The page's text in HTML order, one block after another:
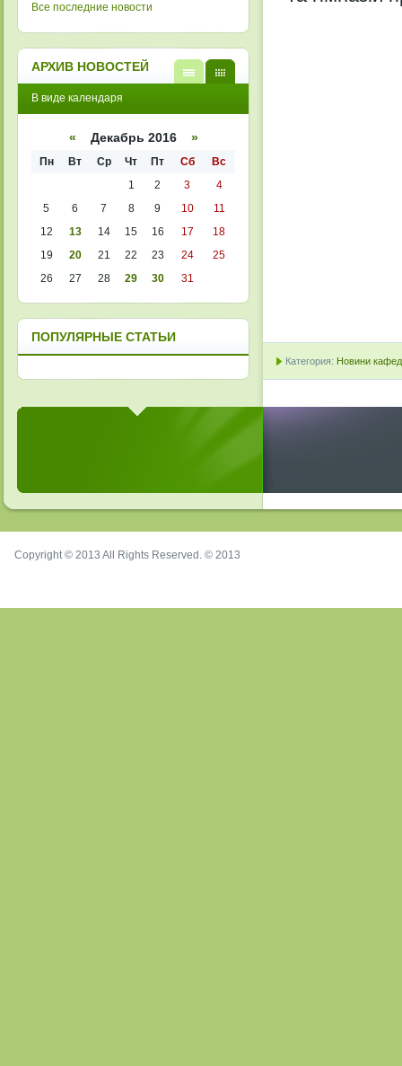
Категория: Новини
Все последние новости
АРХИВ НОВОСТЕЙ
кален
списк
В виде календаря
« Декабрь 2016 »
Пн Вт Ср Чт Пт Сб
Вс
1
2 3
4
5
6 7 8 9 10
11
12
13 14 15 16 17
18
19
20 21 22 23 24
25
26
27 28 29 30 31
ПОПУЛЯРНЫЕ СТАТЬИ
Copyright © 2013 All Rights Reserved. © 2013